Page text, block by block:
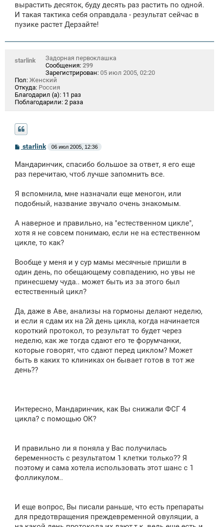
вырастить десяток, буду десять раз растить по одной.
И такая тактика себя оправдала - результат сейчас в
пузике растет Дерзайте!
starlink
Задорная первоклашка
Сообщения: 299
Зарегистрирован: 05 июл 2005, 02:20
Пол: Женский
Откуда: Россия
Благодарил (а): 11 раз
Поблагодарили: 2 раза
С
б
щ
и
starlink 06 июл 2005, 12:36
Мандаринчик, спасибо большое за ответ, я его еще
раз перечитаю, чтоб лучше запомнить все.
Я вспомнила, мне назначали еще меногон, или
подобный, название звучало очень знакомым.
А наверное и правильно, на "естественном цикле",
хотя я не совсем понимаю, если не на естественном
цикле, то как?
Вообще у меня и у сур мамы месячные пришли в
один день, по обещающему совпадению, но увы не
принесшему чуда.. может быть из за этого был
естественный цикл?
Да, даже в Аве, анализы на гормоны делают неделю,
и если я сдам их на 2й день цикла, когда начинается
короткий протокол, то результат то будет через
неделю, как же тогда сдают его те форумчанки,
которые говорят, что сдают перед циклом? Может
быть в каких то клиниках он бывает готов в тот же
день??
Интересно, Мандаринчик, как Вы снижали ФСГ 4
цикла? с помощью ОК?
И правильно ли я поняла у Вас получилась
беременность с результатом 1 клетки только?? Я
поэтому и сама хотела использовать этот шанс с 1
фолликулом..
И еще вопрос, Вы писали раньше, что есть препараты
для предотвращения преждевременной овуляции, а